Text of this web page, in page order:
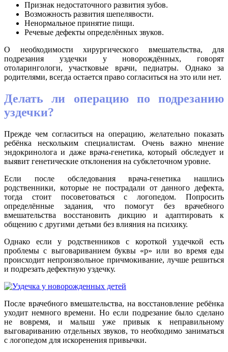
Признак недостаточного развития зубов.
Возможность развития шепелявости.
Ненормальное принятие пищи.
Речевые дефекты определённых звуков.
О необходимости хирургического вмешательства, для
подрезания уздечки у новорождённых, говорят
отоларингологи, участковые врачи, педиатры. Однако за
родителями, всегда остается право согласиться на это или нет.
Делать ли операцию по подрезанию
уздечки?
Прежде чем согласиться на операцию, желательно показать
ребёнка нескольким специалистам. Очень важно мнение
эндокринолога и даже врача-генетика, который обследует и
выявит генетические отклонения на субклеточном уровне.
Если после обследования врача-генетика нашлись
родственники, которые не пострадали от данного дефекта,
тогда стоит посоветоваться с логопедом. Попросить
определённые задания, что помогут без врачебного
вмешательства восстановить дикцию и адаптировать к
общению с другими детьми без влияния на психику.
Однако если у родственников с короткой уздечкой есть
проблемы с выговариванием буквы «р» или во время еды
происходит непроизвольное причмокивание, лучше решиться
и подрезать дефектную уздечку.
После врачебного вмешательства, на восстановление ребёнка
уходит немного времени. Но если подрезание было сделано
не вовремя, и малыш уже привык к неправильному
выговариванию отдельных звуков, то необходимо заниматься
с логопедом для искоренения привычки.